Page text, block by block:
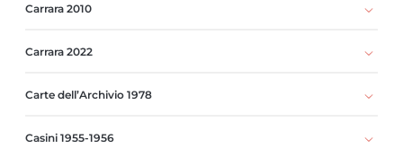
Carrara 2010
Carrara 2022
Carte dell’Archivio 1978
Casini 1955-1956